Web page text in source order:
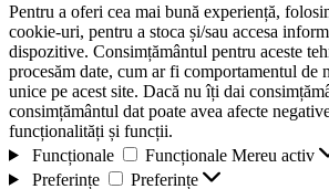
Pentru a oferi cea mai bună experiență,
cookie-uri, pentru a stoca și/sau accesa
dispozitive. Consimțământul pentru aceste
procesăm date, cum ar fi comportamentul de
unice pe acest site. Dacă nu îți dai
consimțământul dat poate avea afecte
funcționalități și funcții.
Funcționale
Funcționale Mereu activ
Preferințe
Preferințe